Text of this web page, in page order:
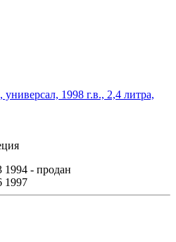
1998 г.в., 2,4 литра,
- продан
1997